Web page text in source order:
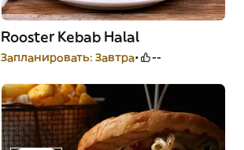
Rooster Kebab Halal
Запланировать: Завтра --